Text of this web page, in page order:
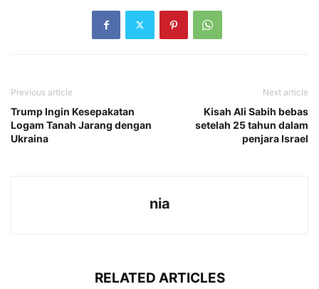
Previous article
Trump Ingin Kesepakatan
Logam Tanah Jarang dengan
Ukraina
Next article
Kisah Ali Sabih bebas
setelah 25 tahun dalam
penjara Israel
nia
RELATED ARTICLES